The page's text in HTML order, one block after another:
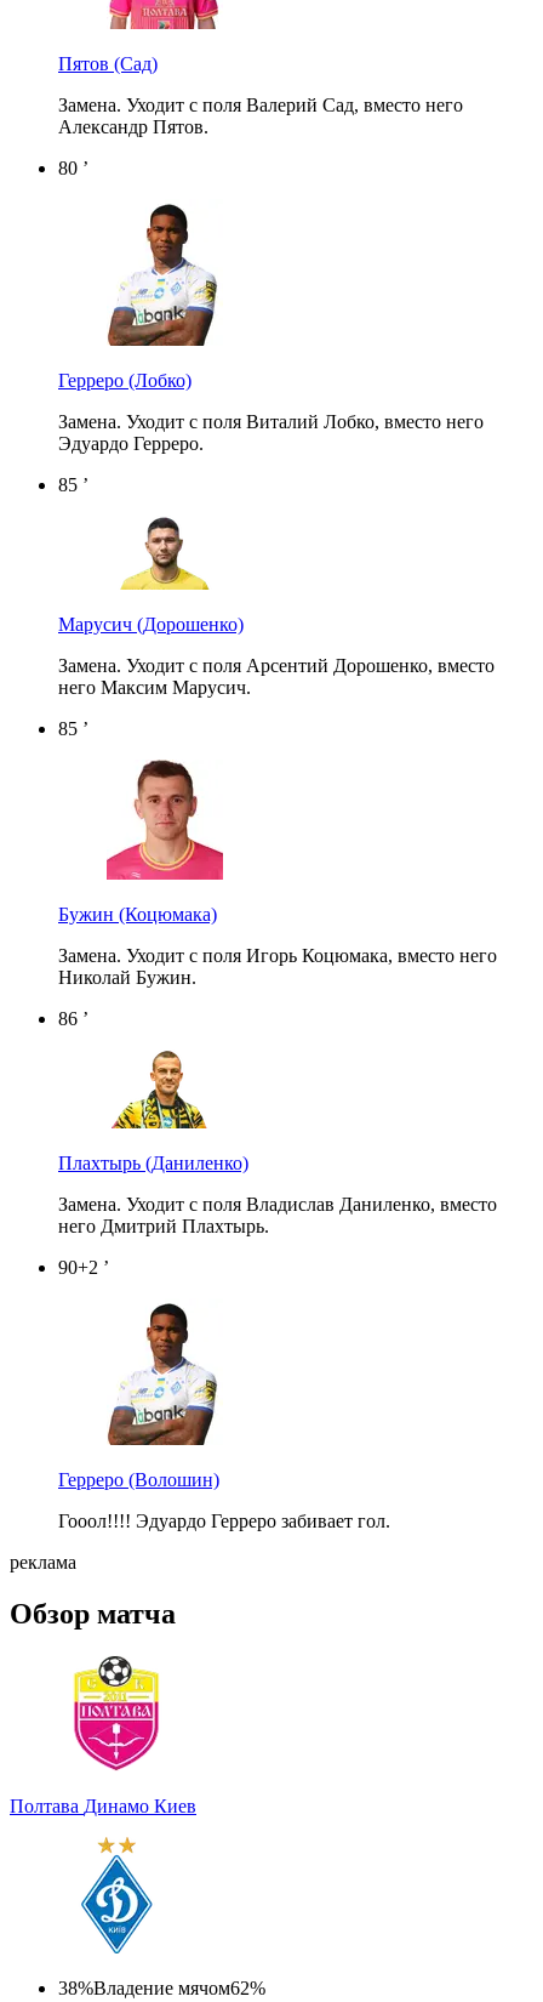
Пятов (Сад)
Замена. Уходит с поля Валерий Сад, вместо него
Александр Пятов.
80 ’
Герреро (Лобко)
Замена. Уходит с поля Виталий Лобко, вместо него
Эдуардо Герреро.
85 ’
Марусич (Дорошенко)
Замена. Уходит с поля Арсентий Дорошенко, вместо
него Максим Марусич.
85 ’
Бужин (Коцюмака)
Замена. Уходит с поля Игорь Коцюмака, вместо него
Николай Бужин.
86 ’
Плахтырь (Даниленко)
Замена. Уходит с поля Владислав Даниленко, вместо
него Дмитрий Плахтырь.
90+2 ’
Герреро (Волошин)
Гооол!!!! Эдуардо Герреро забивает гол.
реклама
Обзор матча
Полтава Динамо Киев
38%Владение мячом62%